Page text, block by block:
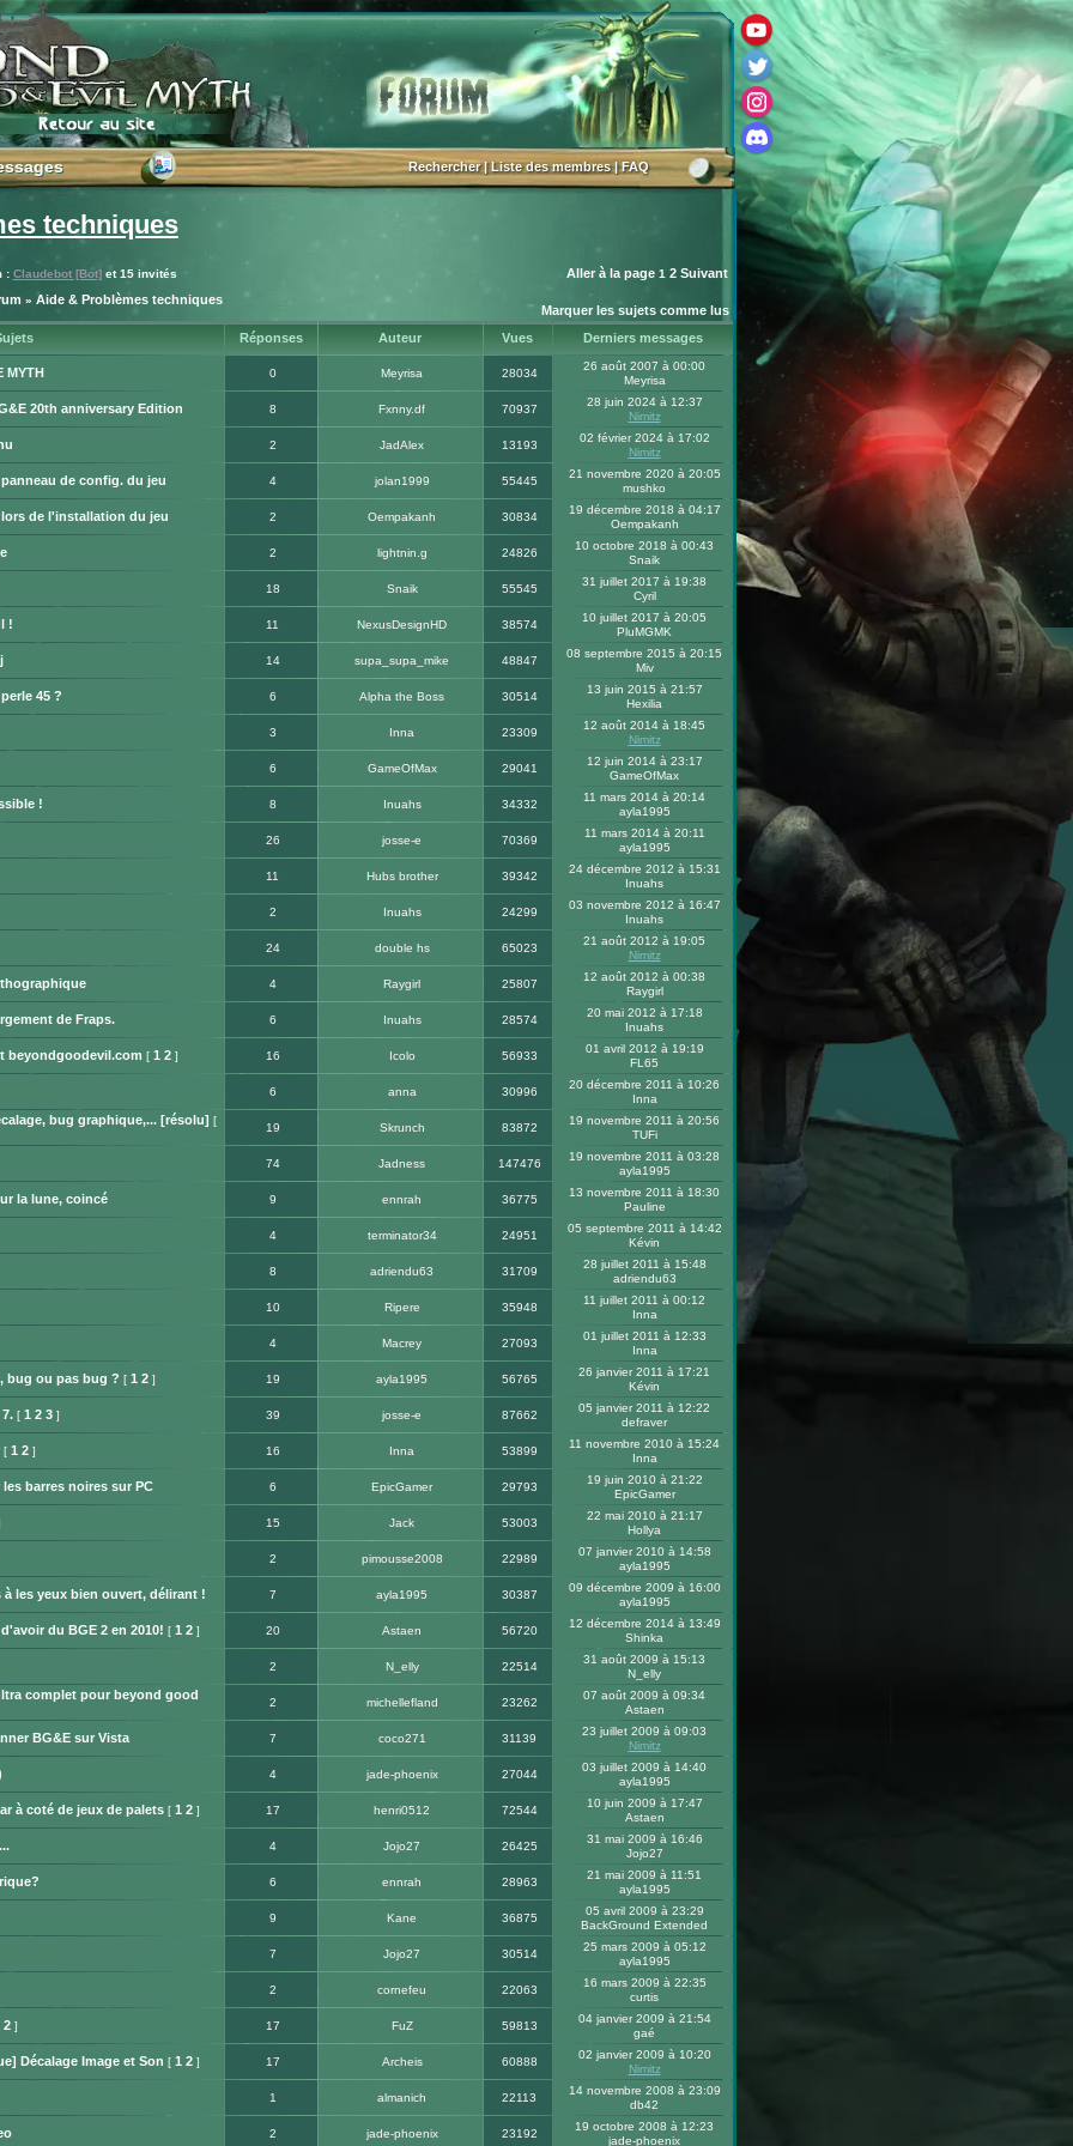
Rechercher|Liste des membres|FAQ
techniques
: Claudebot [Bot]et 15 invités Aller à la page 1 2 Suivant
» Aide & Problèmes techniques
Marquer les sujets comme lus
Réponses Auteur Vues Derniers messages
MYTH 0 Meyrisa 28034
26 août 2007 à 00:00
Meyrisa
20th anniversary Edition 8 Fxnny.df 70937
28 juin 2024 à 12:37
Nimitz
2 JadAlex 13193
02 février 2024 à 17:02
Nimitz
de config. du jeu 4 jolan1999 55445
21 novembre 2020 à 20:05
mushko
de l'installation du jeu 2 Oempakanh 30834
19 décembre 2018 à 04:17
Oempakanh
2 lightnin.g 24826
10 octobre 2018 à 00:43
Snaik
18 Snaik 55545
31 juillet 2017 à 19:38
Cyril
! 11 NexusDesignHD 38574
10 juillet 2017 à 20:05
PluMGMK
14 supa_supa_mike 48847
08 septembre 2015 à 20:15
Miv
45 ? 6 Alpha the Boss 30514
13 juin 2015 à 21:57
Hexilia
3 Inna 23309
12 août 2014 à 18:45
Nimitz
6 GameOfMax 29041
12 juin 2014 à 23:17
GameOfMax
! 8 Inuahs 34332
11 mars 2014 à 20:14
ayla1995
26 josse-e 70369
11 mars 2014 à 20:11
ayla1995
11 Hubs brother 39342
24 décembre 2012 à 15:31
Inuahs
2 Inuahs 24299
03 novembre 2012 à 16:47
Inuahs
24 double hs 65023
21 août 2012 à 19:05
Nimitz
4 Raygirl 25807
12 août 2012 à 00:38
Raygirl
de Fraps. 6 Inuahs 28574
20 mai 2012 à 17:18
Inuahs
beyondgoodevil.com [ 1 2] 16 Icolo 56933
01 avril 2012 à 19:19
FL65
6 anna 30996
20 décembre 2011 à 10:26
Inna
bug graphique,... [résolu] [
19 Skrunch 83872
19 novembre 2011 à 20:56
TUFi
74 Jadness 147476
19 novembre 2011 à 03:28
ayla1995
la lune, coincé 9 ennrah 36775
13 novembre 2011 à 18:30
Pauline
4 terminator34 24951
05 septembre 2011 à 14:42
Kévin
8 adriendu63 31709
28 juillet 2011 à 15:48
adriendu63
10 Ripere 35948
11 juillet 2011 à 00:12
Inna
4 Macrey 27093
01 juillet 2011 à 12:33
Inna
bug ou pas bug ? [ 1 2] 19 ayla1995 56765
26 janvier 2011 à 17:21
Kévin
[ 1 2 3] 39 josse-e 87662
05 janvier 2011 à 12:22
defraver
[ 1 2] 16 Inna 53899
11 novembre 2010 à 15:24
Inna
barres noires sur PC 6 EpicGamer 29793
19 juin 2010 à 21:22
EpicGamer
15 Jack 53003
22 mai 2010 à 21:17
Hollya
2 pimousse2008 22989
07 janvier 2010 à 14:58
ayla1995
les yeux bien ouvert, délirant ! 7 ayla1995 30387
09 décembre 2009 à 16:00
ayla1995
du BGE 2 en 2010! [ 1 2] 20 Astaen 56720
12 décembre 2014 à 13:49
Shinka
2 N_elly 22514
31 août 2009 à 15:13
N_elly
complet pour beyond good
2 michellefland 23262
07 août 2009 à 09:34
Astaen
BG&E sur Vista 7 coco271 31139
23 juillet 2009 à 09:03
Nimitz
4 jade-phoenix 27044
03 juillet 2009 à 14:40
ayla1995
à coté de jeux de palets[ 1 2] 17 henri0512 72544
10 juin 2009 à 17:47
Astaen
4 Jojo27 26425
31 mai 2009 à 16:46
Jojo27
6 ennrah 28963
21 mai 2009 à 11:51
ayla1995
9 Kane 36875
05 avril 2009 à 23:29
BackGround Extended
7 Jojo27 30514
25 mars 2009 à 05:12
ayla1995
2 cornefeu 22063
16 mars 2009 à 22:35
curtis
2] 17 FuZ 59813
04 janvier 2009 à 21:54
gaé
Décalage Image et Son [ 1 2] 17 Archeis 60888
02 janvier 2009 à 10:20
Nimitz
1 almanich 22113
14 novembre 2008 à 23:09
db42
2 jade-phoenix 23192
19 octobre 2008 à 12:23
jade-phoenix